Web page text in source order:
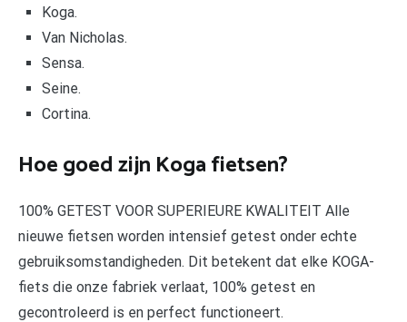
Koga.
Van Nicholas.
Sensa.
Seine.
Cortina.
Hoe goed zijn Koga fietsen?
100% GETEST VOOR SUPERIEURE KWALITEIT Alle
nieuwe fietsen worden intensief getest onder echte
gebruiksomstandigheden. Dit betekent dat elke KOGA-
fiets die onze fabriek verlaat, 100% getest en
gecontroleerd is en perfect functioneert.